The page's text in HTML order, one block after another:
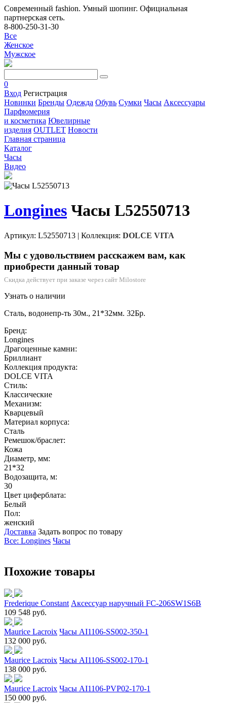
Современный fashion. Умный шопинг. Официальная
партнерская сеть.
8-800-250-31-30
Все
Женское
Мужское
0
Вход Регистрация
Новинки Бренды Одежда Обувь Сумки Часы Аксессуары
Парфюмерия
и косметика Ювелирные
изделия OUTLET Новости
Главная страница
Каталог
Часы
Видео
Longines Часы L52550713
Артикул: L52550713 | Коллекция: DOLCE VITA
Мы с удовольствием расскажем вам, как
приобрести данный товар
Скидка действует при заказе через сайт Milostore
Узнать о наличии
Сталь, водонепр-ть 30м., 21*32мм. 32Бр.
Бренд:
Longines
Драгоценные камни:
Бриллиант
Коллекция продукта:
DOLCE VITA
Стиль:
Классические
Механизм:
Кварцевый
Материал корпуса:
Сталь
Ремешок/браслет:
Кожа
Диаметр, мм:
21*32
Водозащита, м:
30
Цвет циферблата:
Белый
Пол:
женский
Доставка Задать вопрос по товару
Все: Longines Часы
Похожие товары
Frederique Constant Аксессуар наручный FC-206SW1S6B
109 548 руб.
Maurice Lacroix Часы AI1106-SS002-350-1
132 000 руб.
Maurice Lacroix Часы AI1106-SS002-170-1
138 000 руб.
Maurice Lacroix Часы AI1106-PVP02-170-1
150 000 руб.